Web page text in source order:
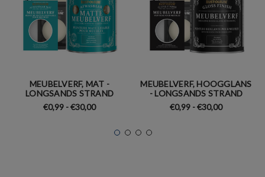
MEUBELVERF, MAT -
LONGSANDS STRAND
€0,99 - €30,00
MEUBELVERF, HOOGGLANS
- LONGSANDS STRAND
€0,99 - €30,00